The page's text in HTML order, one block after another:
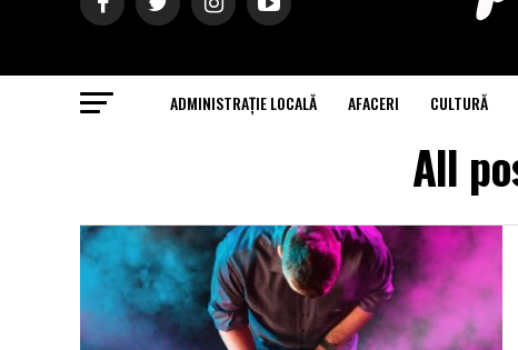
ADMINISTRAȚIE LOCALĂ AFACERI CULTURĂ
All